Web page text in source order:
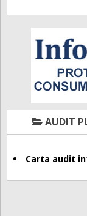
AUDIT
Carta audit